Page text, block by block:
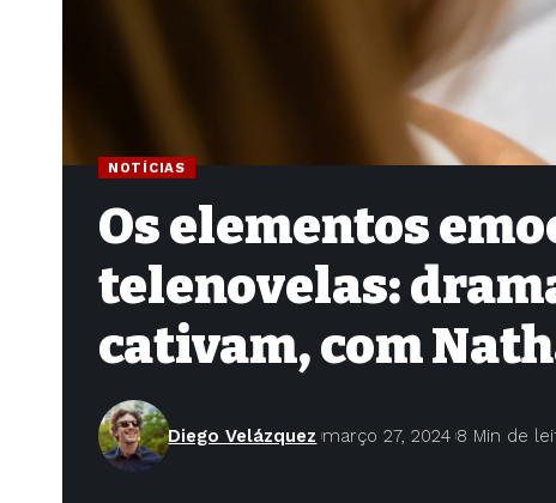
NOTÍCIAS
Os elementos
telenovelas:
cativam, com
Diego Velázquez março 27, 2024 8 Min de